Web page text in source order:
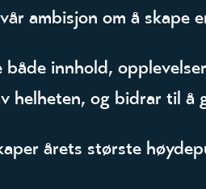
ambisjon om å skape
innhold,
helheten, og bidrar til
årets største